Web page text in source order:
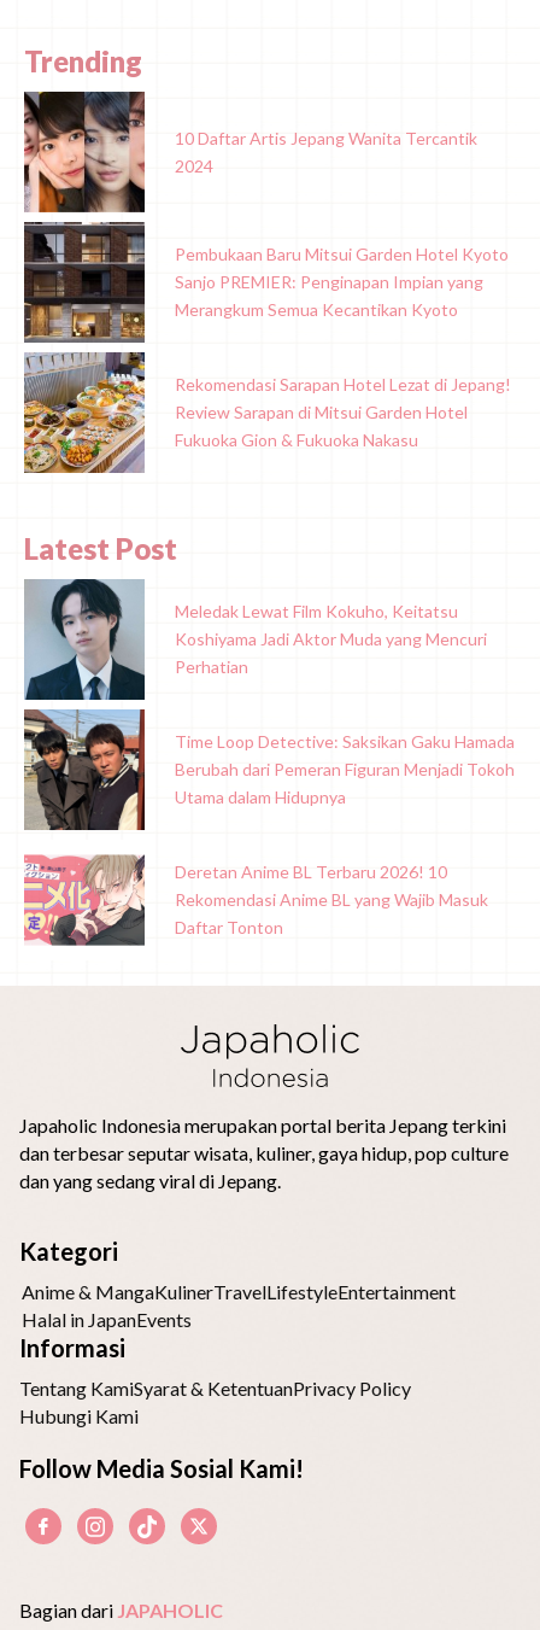
Trending
10 Daftar Artis Jepang Wanita Tercantik
2024
Pembukaan Baru Mitsui Garden Hotel Kyoto
Sanjo PREMIER: Penginapan Impian yang
Merangkum Semua Kecantikan Kyoto
Rekomendasi Sarapan Hotel Lezat di Jepang!
Review Sarapan di Mitsui Garden Hotel
Fukuoka Gion & Fukuoka Nakasu
Latest Post
Meledak Lewat Film Kokuho, Keitatsu
Koshiyama Jadi Aktor Muda yang Mencuri
Perhatian
Time Loop Detective: Saksikan Gaku Hamada
Berubah dari Pemeran Figuran Menjadi Tokoh
Utama dalam Hidupnya
Deretan Anime BL Terbaru 2026! 10
Rekomendasi Anime BL yang Wajib Masuk
Daftar Tonton
Japaholic Indonesia merupakan portal berita Jepang terkini
dan terbesar seputar wisata, kuliner, gaya hidup, pop culture
dan yang sedang viral di Jepang.
Kategori
Anime & MangaKulinerTravelLifestyleEntertainment
Halal in JapanEvents
Informasi
Tentang KamiSyarat & KetentuanPrivacy Policy
Hubungi Kami
Follow Media Sosial Kami!
Bagian dari JAPAHOLIC